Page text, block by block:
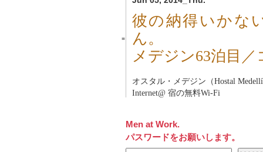
■
彼の納得いかな
ん。
メデジン63泊目
オスタル・メデジン（Hostal
Internet@ 宿の無料Wi-Fi
Men at Work.
パスワードをお願いします。